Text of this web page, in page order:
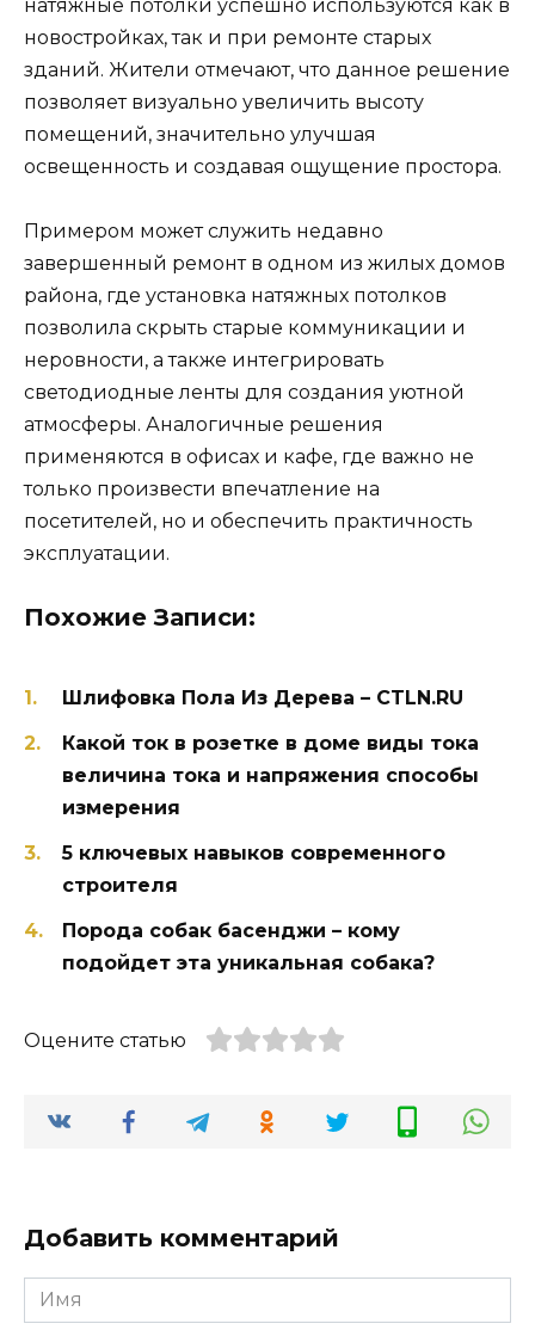
натяжные потолки успешно используются как в
новостройках, так и при ремонте старых
зданий. Жители отмечают, что данное решение
позволяет визуально увеличить высоту
помещений, значительно улучшая
освещенность и создавая ощущение простора.
Примером может служить недавно
завершенный ремонт в одном из жилых домов
района, где установка натяжных потолков
позволила скрыть старые коммуникации и
неровности, а также интегрировать
светодиодные ленты для создания уютной
атмосферы. Аналогичные решения
применяются в офисах и кафе, где важно не
только произвести впечатление на
посетителей, но и обеспечить практичность
эксплуатации.
Похожие Записи:
Шлифовка Пола Из Дерева – CTLN.RU
Какой ток в розетке в доме виды тока
величина тока и напряжения способы
измерения
5 ключевых навыков современного
строителя
Порода собак басенджи – кому
подойдет эта уникальная собака?
Оцените статью
Добавить комментарий
Имя
*